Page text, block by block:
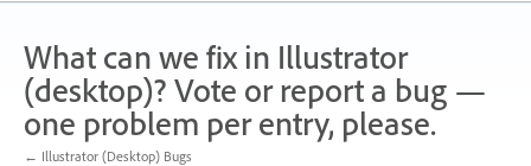
What can we fix in Illustrator
(desktop)? Vote or report a bug —
one problem per entry, please.
← Illustrator (Desktop) Bugs